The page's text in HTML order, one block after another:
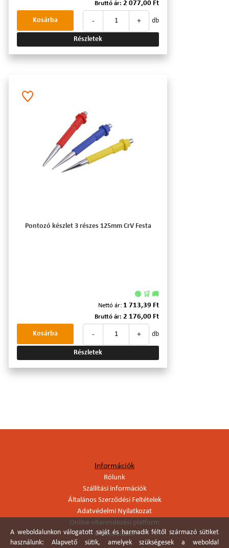
Bruttó ár: 2 077,00 Ft
- + db
Kosárba
Részletek
Pontozó készlet 3 részes 125mm CrV Festa
🟢 🛒 🚚
Nettó ár: 1 713,39 Ft
Bruttó ár: 2 176,00 Ft
- + db
Kosárba
Részletek
Információk
Rólunk
Szállítási információk
Általános Szerződési Feltételek
Adatvédelmi Nyilatkozat
Online vitarendezési platform
Online elállás
A weboldalunkon válogatott saját és harmadik féltől származó sütiket
használunk: Alapvető sütik, amelyek szükségesek a weboldal